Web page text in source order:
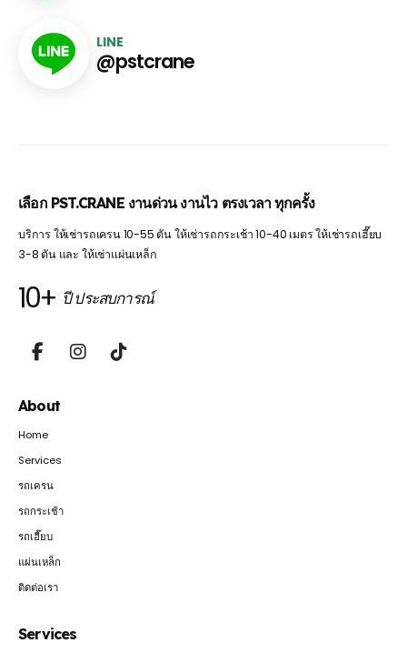
LINE
@pstcrane
เลือก PST.CRANE งานด่วน งานไว ตรงเวลา ทุกครั้ง
บริการ ให้เช่ารถเครน 10-55 ตัน ให้เช่ารถกระเช้า 10-40 เมตร ให้เช่ารถเฮี๊ยบ
3-8 ตัน และ ให้เช่าแผ่นเหล็ก
10+ ปี ประสบการณ์
About
Home
Services
รถเครน
รถกระเช้า
รถเฮี๊ยบ
แผ่นเหล็ก
ติดต่อเรา
Services